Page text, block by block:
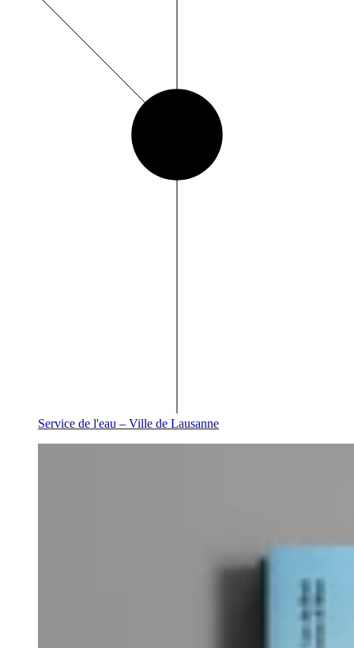
Service de l'eau – Ville de Lausanne